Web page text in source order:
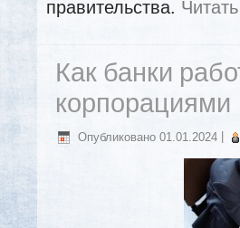
правительства.
Как банки
корпорациями
Опубликовано 01.01.2024